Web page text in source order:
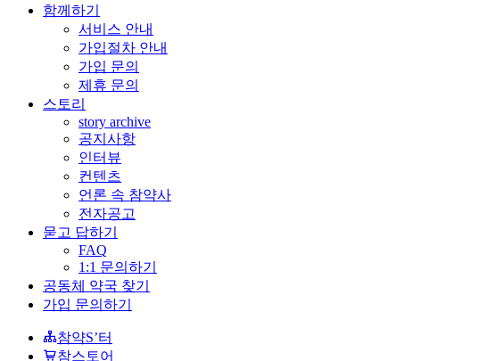
함께하기
서비스 안내
가입절차 안내
가입 문의
제휴 문의
스토리
story archive
공지사항
인터뷰
컨텐츠
언론 속 참약사
전자공고
묻고 답하기
FAQ
1:1 문의하기
공동체 약국 찾기
가입 문의하기
참약S’터
참스토어